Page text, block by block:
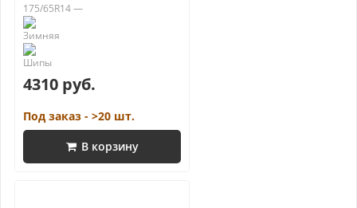
175/65R14 —
4310 руб.
Под заказ - >20 шт.
В корзину